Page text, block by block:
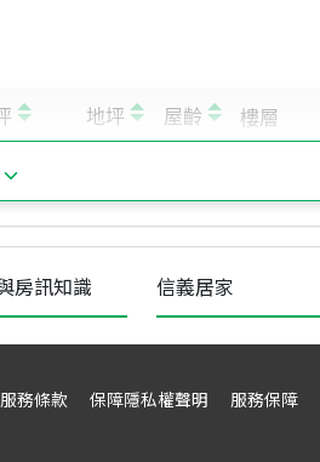
房訊知識 信義居家
服務條款 保障隱私權聲明 服務保障